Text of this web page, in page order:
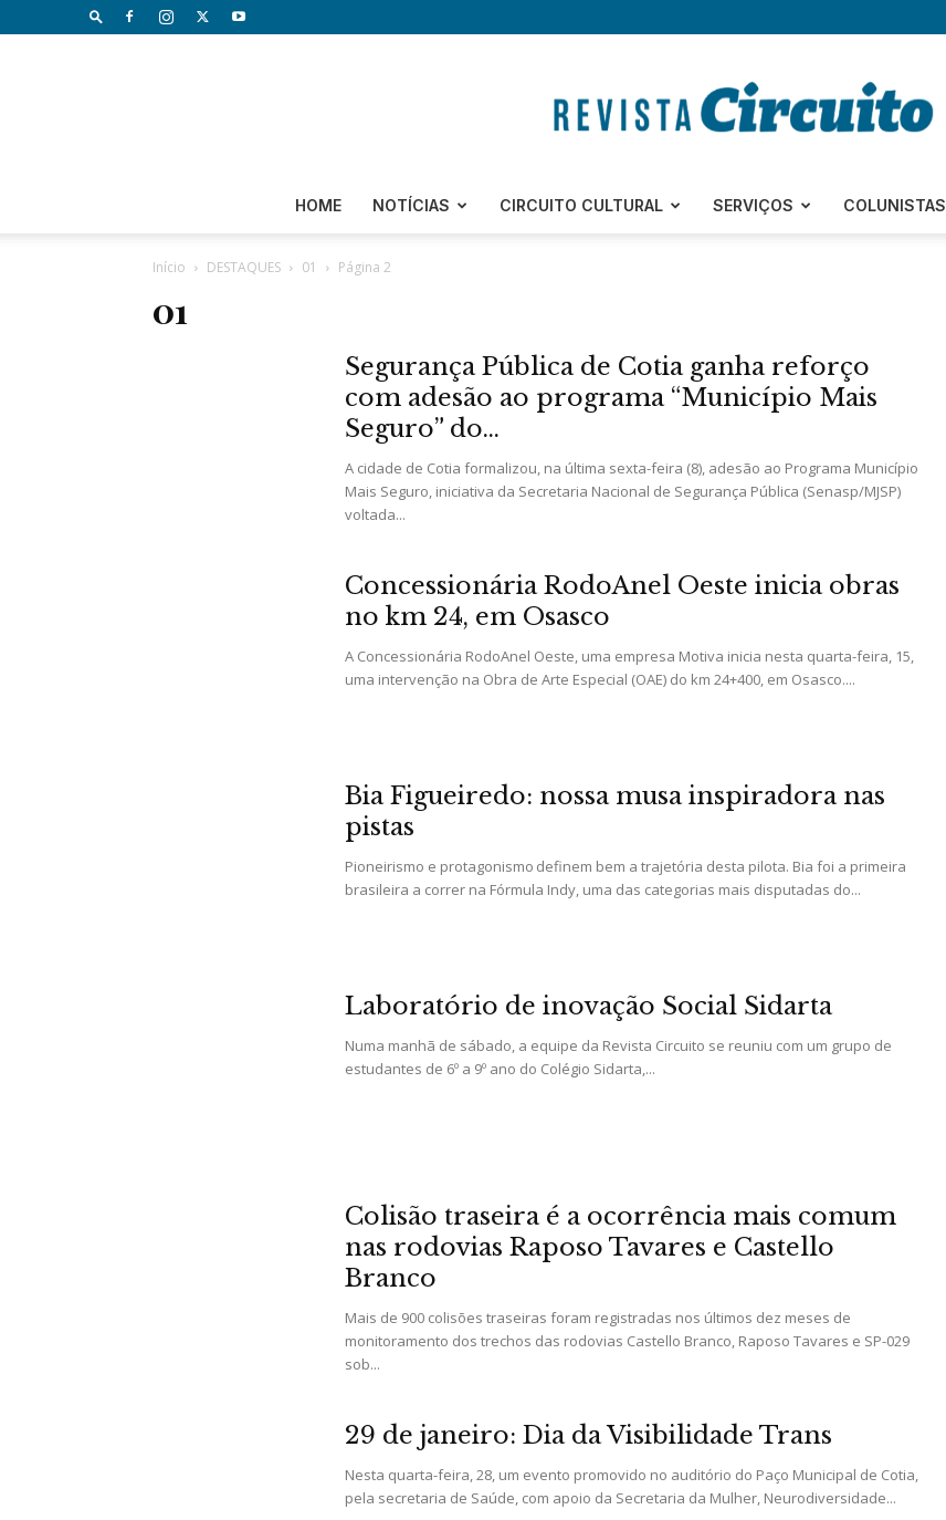
Revista
–
de
Granja
Viana
e
HOME NOTÍCIAS CIRCUITO CULTURAL SERVIÇOS COLUNISTAS
Início DESTAQUES 01 Página 2
01
Segurança Pública de Cotia ganha reforço
com adesão ao programa “Município Mais
Seguro” do...
A cidade de Cotia formalizou, na última sexta-feira (8), adesão ao Programa Município
Mais Seguro, iniciativa da Secretaria Nacional de Segurança Pública (Senasp/MJSP)
voltada...
Concessionária RodoAnel Oeste inicia obras
no km 24, em Osasco
A Concessionária RodoAnel Oeste, uma empresa Motiva inicia nesta quarta-feira, 15,
uma intervenção na Obra de Arte Especial (OAE) do km 24+400, em Osasco....
Bia Figueiredo: nossa musa inspiradora nas
pistas
Pioneirismo e protagonismo definem bem a trajetória desta pilota. Bia foi a primeira
brasileira a correr na Fórmula Indy, uma das categorias mais disputadas do...
Laboratório de inovação Social Sidarta
Numa manhã de sábado, a equipe da Revista Circuito se reuniu com um grupo de
estudantes de 6º a 9º ano do Colégio Sidarta,...
Colisão traseira é a ocorrência mais comum
nas rodovias Raposo Tavares e Castello
Branco
Mais de 900 colisões traseiras foram registradas nos últimos dez meses de
monitoramento dos trechos das rodovias Castello Branco, Raposo Tavares e SP-029
sob...
29 de janeiro: Dia da Visibilidade Trans
Nesta quarta-feira, 28, um evento promovido no auditório do Paço Municipal de Cotia,
pela secretaria de Saúde, com apoio da Secretaria da Mulher, Neurodiversidade...